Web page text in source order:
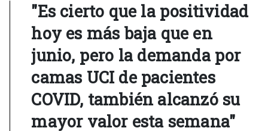
"Es cierto que la positividad
hoy es más baja que en
junio, pero la demanda por
camas UCI de pacientes
COVID, también alcanzó su
mayor valor esta semana"